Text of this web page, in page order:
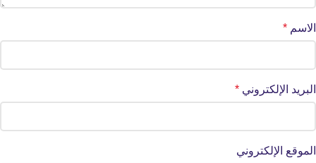
الاسم *
البريد الإلكتروني *
الموقع الإلكتروني